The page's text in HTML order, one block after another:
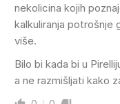
nekolicina kojih
kalkuliranja potrošnje
više.
Bilo bi kada bi u
a ne razmišljati kako